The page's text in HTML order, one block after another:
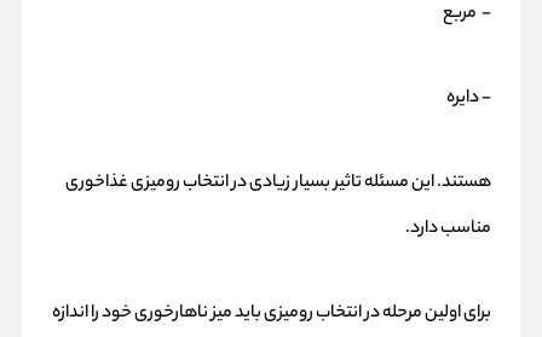
- مربع
- دایره
هستند. این مسئله تاثیر بسیار زیادی در انتخاب رومیزی غذاخوری
مناسب دارد.
برای اولین مرحله در انتخاب رومیزی باید میز ناهارخوری خود را اندازه